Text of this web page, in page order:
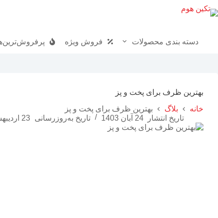
دسته بندی محصولات فروش ویژه
بهترین ظرف برای پخت و پز
خانه بلاگ
بهترین ظرف برای پخت و پز
تاریخ انتشار
24 آبان 1403 تاریخ به‌روزرسانی 23 اردیبهشت 1404